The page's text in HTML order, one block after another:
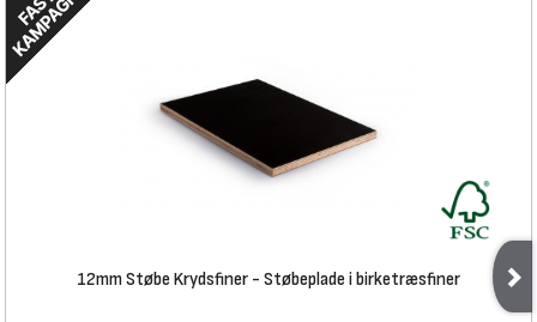
12mm Støbe Krydsfiner - Støbeplade i birketræsfiner